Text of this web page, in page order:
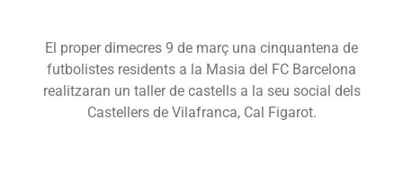
El proper dimecres 9 de març una cinquantena de
futbolistes residents a la Masia del FC Barcelona
realitzaran un taller de castells a la seu social dels
Castellers de Vilafranca, Cal Figarot.